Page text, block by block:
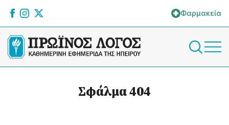
Φαρμακεία
Σφάλμα 404